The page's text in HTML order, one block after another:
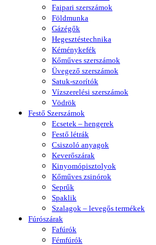
Faipari szerszámok
Földmunka
Gázégők
Hegesztéstechnika
Kéménykefék
Kőműves szerszámok
Üvegező szerszámok
Satuk-szorítók
Vízszerelési szerszámok
Vödrök
Festő Szerszámok
Ecsetek – hengerek
Festő létrák
Csiszoló anyagok
Keverőszárak
Kinyomópisztolyok
Kőműves zsinórok
Seprűk
Spaklik
Szalagok – levegős termékek
Fúrószárak
Fafúrók
Fémfúrók